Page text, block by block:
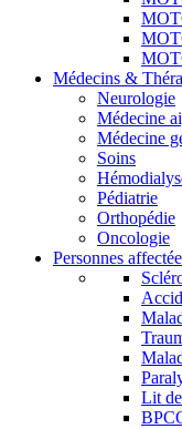
Médecins &
Neurologie
Médecine
Médecine
Soins
Pédiatrie
Orthopédie
Oncologie
Personnes
Lit